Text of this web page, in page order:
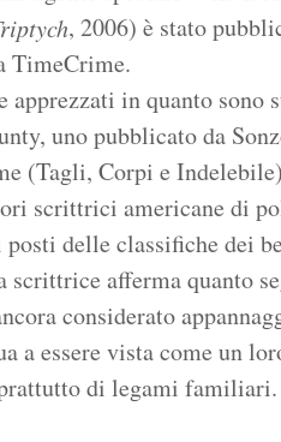
, 2006) è stato
TimeCrime.
in quanto sono
uno pubblicato da
(Tagli, Corpi e
scrittrici americane di
delle classifiche dei
afferma quanto
considerato
a essere vista come un
di legami